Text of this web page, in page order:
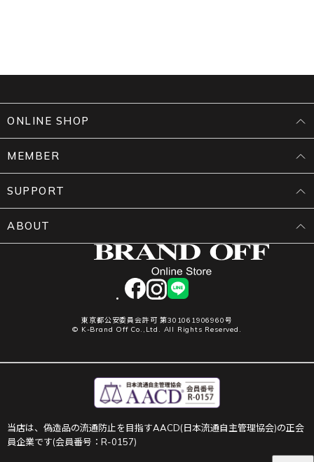
facebookinstagram
LINE
東京都公安委員会許可 第301061906960号
© K-Brand Off Co.,Ltd. All Rights Reserved.
ONLINE SHOP
MEMBER
SUPPORT
ABOUT
当店は、偽造品の流通防止を目指すAACD(日本流通自主管理協会)の正会
員企業です(会員番号：R-0157)